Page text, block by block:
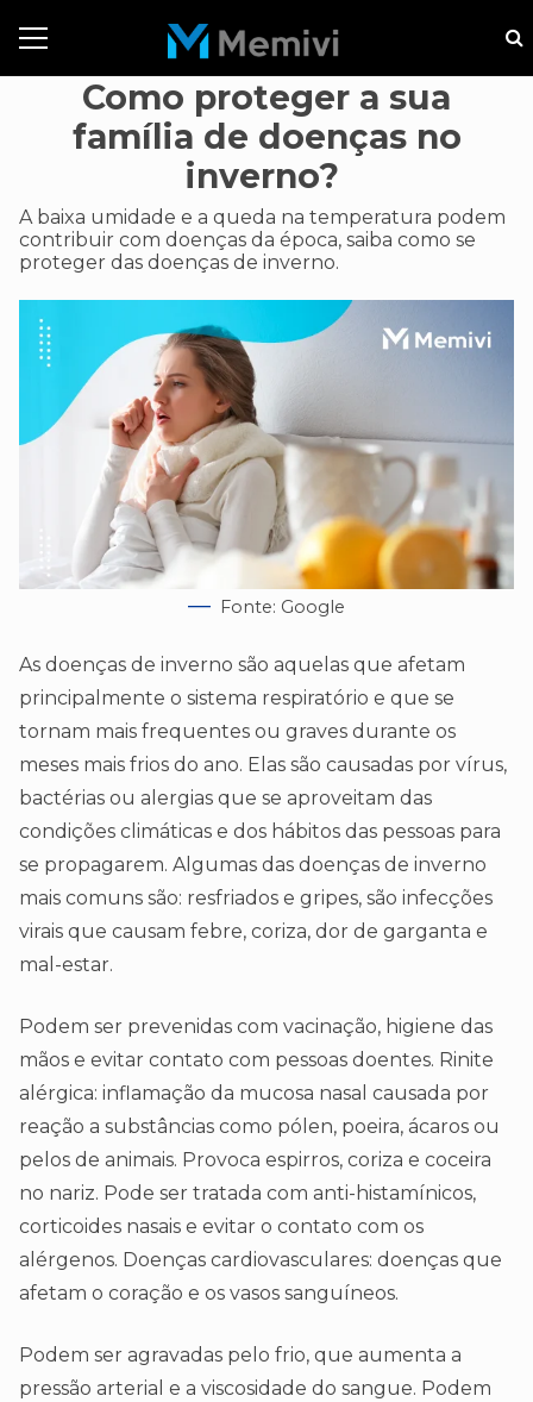
Como proteger a sua
família de doenças no
inverno?
A baixa umidade e a queda na temperatura podem
contribuir com doenças da época, saiba como se
proteger das doenças de inverno.
Fonte: Google
As doenças de inverno são aquelas que afetam
principalmente o sistema respiratório e que se
tornam mais frequentes ou graves durante os
meses mais frios do ano. Elas são causadas por vírus,
bactérias ou alergias que se aproveitam das
condições climáticas e dos hábitos das pessoas para
se propagarem. Algumas das doenças de inverno
mais comuns são: resfriados e gripes, são infecções
virais que causam febre, coriza, dor de garganta e
mal-estar.
Podem ser prevenidas com vacinação, higiene das
mãos e evitar contato com pessoas doentes. Rinite
alérgica: inflamação da mucosa nasal causada por
reação a substâncias como pólen, poeira, ácaros ou
pelos de animais. Provoca espirros, coriza e coceira
no nariz. Pode ser tratada com anti-histamínicos,
corticoides nasais e evitar o contato com os
alérgenos. Doenças cardiovasculares: doenças que
afetam o coração e os vasos sanguíneos.
Podem ser agravadas pelo frio, que aumenta a
pressão arterial e a viscosidade do sangue. Podem